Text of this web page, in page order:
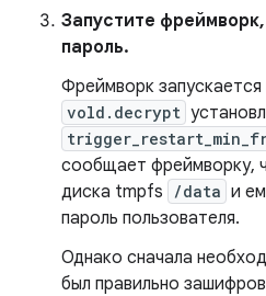
Запустите
пароль.
Фреймворк
vold.decrypt
сообщает фреймворку,
диска tmpfs
/data и
пароль пользователя.
Однако сначала
был правильно